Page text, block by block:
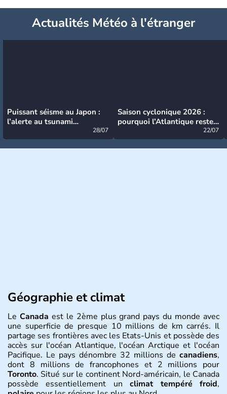
Actualités Météo à l'étranger
Puissant séisme au Japon :
l’alerte au tsunami
28/07
Saison cyclonique 2026 :
pourquoi l’Atlantique reste
22/07
Géographie et climat
Le Canada est le 2ème plus grand pays du monde avec
une superficie de presque 10 millions de km carrés. Il
partage ses frontières avec les Etats-Unis et possède des
accès sur l'océan Atlantique, l'océan Arctique et l'océan
Pacifique. Le pays dénombre 32 millions de canadiens,
dont 8 millions de francophones et 2 millions pour
Toronto. Situé sur le continent Nord-américain, le Canada
possède essentiellement unclimat tempéré froid,